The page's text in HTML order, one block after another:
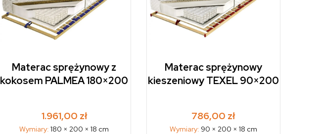
Materac sprężynowy z
kokosem PALMEA 180×200
1.961,00 zł
Wymiary:180 × 200 × 18 cm
Materac sprężynowy
kieszeniowy TEXEL 90×200
786,00 zł
Wymiary: 90 × 200 × 18 cm